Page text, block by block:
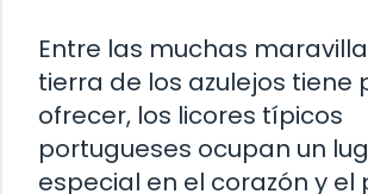
Entre las muchas
tierra de los azulejos tiene
ofrecer, los licores típicos
portugueses ocupan un
especial en el corazón y